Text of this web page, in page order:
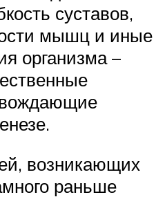
суставов,
мышц и иные
организма –
возникающих
раньше